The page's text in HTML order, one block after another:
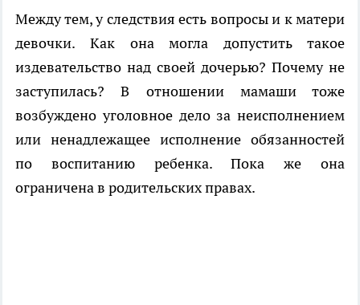
Между тем, у следствия есть вопросы и к матери
девочки. Как она могла допустить такое
издевательство над своей дочерью? Почему не
заступилась? В отношении мамаши тоже
возбуждено уголовное дело за неисполнением
или ненадлежащее исполнение обязанностей
по воспитанию ребенка. Пока же она
ограничена в родительских правах.